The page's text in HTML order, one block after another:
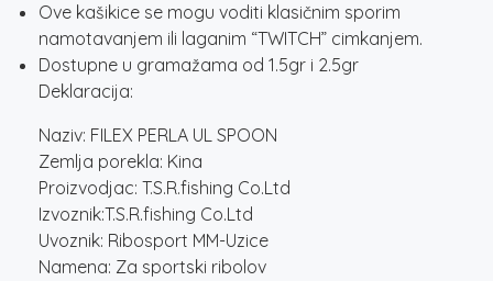
Ove kašikice se mogu voditi klasičnim sporim
namotavanjem ili laganim “TWITCH” cimkanjem.
Dostupne u gramažama od 1.5gr i 2.5gr
Deklaracija:
Naziv: FILEX PERLA UL SPOON
Zemlja porekla: Kina
Proizvodjac: T.S.R.fishing Co.Ltd
Izvoznik:T.S.R.fishing Co.Ltd
Uvoznik: Ribosport MM-Uzice
Namena: Za sportski ribolov